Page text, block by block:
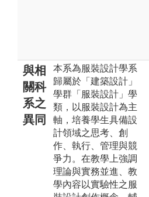
與相
關科
系之
異同
本系為服裝設計學系
歸屬於「建築設計」
學群「服裝設計」學
類，以服裝設計為主
軸，培養學生具備設
計領域之思考、創
作、執行、管理與競
爭力。在教學上強調
理論與實務並進、教
學內容以實驗性之服